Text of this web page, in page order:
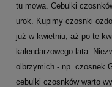
tu mowa. Cebulki
urok. Kupimy czosnki
już w kwietniu, aż po te
kalendarzowego lata.
olbrzymich - np. czosnek
cebulki czosnków warto